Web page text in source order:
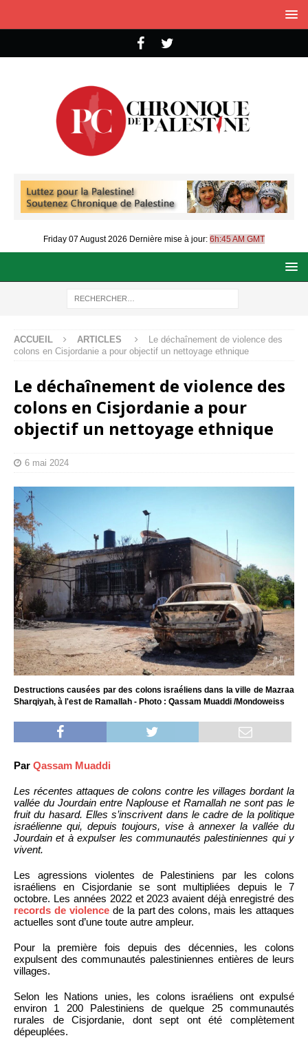
Friday 07 August 2026 Dernière mise à jour: 6h:45 AM GMT
ACCUEIL ARTICLES
Le déchaînement de violence des
colons en Cisjordanie a pour objectif un nettoyage ethnique
Le déchaînement de violence des
colons en Cisjordanie a pour
objectif un nettoyage ethnique
6 mai 2024
Destructions causées par des colons israéliens dans la ville de Mazraa
Sharqiyah, à l'est de Ramallah - Photo : Qassam Muaddi /Mondoweiss
Par Qassam Muaddi
Les récentes attaques de colons contre les villages bordant la
vallée du Jourdain entre Naplouse et Ramallah ne sont pas le
fruit du hasard. Elles s’inscrivent dans le cadre de la politique
israélienne qui, depuis toujours, vise à annexer la vallée du
Jourdain et à expulser les communautés palestiniennes qui y
vivent.
Les agressions violentes de Palestiniens par les colons
israéliens en Cisjordanie se sont multipliées depuis le 7
octobre. Les années 2022 et 2023 avaient déjà enregistré des
records de violencede la part des colons, mais les attaques
actuelles sont d’une toute autre ampleur.
Pour la première fois depuis des décennies, les colons
expulsent des communautés palestiniennes entières de leurs
villages.
Selon les Nations unies, les colons israéliens ont expulsé
environ 1 200 Palestiniens de quelque 25 communautés
rurales de Cisjordanie, dont sept ont été complètement
dépeuplées.